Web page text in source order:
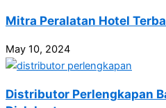
Mitra Peralatan Hotel
May 10, 2024
Distributor Perlengkapan